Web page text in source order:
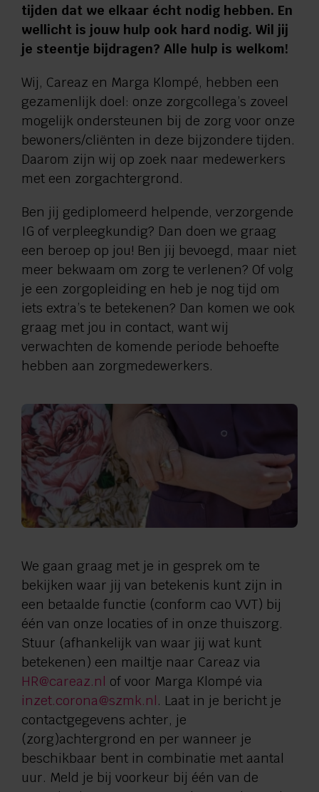
tijden dat we elkaar écht nodig hebben. En
wellicht is jouw hulp ook hard nodig. Wil jij
je steentje bijdragen? Alle hulp is welkom!
Wij, Careaz en Marga Klompé, hebben een
gezamenlijk doel: onze zorgcollega’s zoveel
mogelijk ondersteunen bij de zorg voor onze
bewoners/cliënten in deze bijzondere tijden.
Daarom zijn wij op zoek naar medewerkers
met een zorgachtergrond.
Ben jij gediplomeerd helpende, verzorgende
IG of verpleegkundig? Dan doen we graag
een beroep op jou! Ben jij bevoegd, maar niet
meer bekwaam om zorg te verlenen? Of volg
je een zorgopleiding en heb je nog tijd om
iets extra’s te betekenen? Dan komen we ook
graag met jou in contact, want wij
verwachten de komende periode behoefte
hebben aan zorgmedewerkers.
We gaan graag met je in gesprek om te
bekijken waar jij van betekenis kunt zijn in
een betaalde functie (conform cao VVT) bij
één van onze locaties of in onze thuiszorg.
Stuur (afhankelijk van waar jij wat kunt
betekenen) een mailtje naar Careaz via
HR@careaz.nl of voor Marga Klompé via
inzet.corona@szmk.nl. Laat in je bericht je
contactgegevens achter, je
(zorg)achtergrond en per wanneer je
beschikbaar bent in combinatie met aantal
uur. Meld je bij voorkeur bij één van de
088 110 6000
0544 745 555